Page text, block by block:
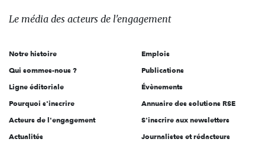
des
l'engagement
Le média des acteurs de l'engagement
Notre histoire
Qui sommes-nous ?
Ligne éditoriale
Pourquoi s'inscrire
Acteurs de l'engagement
Actualités
Emplois
Publications
Évènements
Annuaire des solutions RSE
S'inscrire aux newsletters
Journalistes et rédacteurs